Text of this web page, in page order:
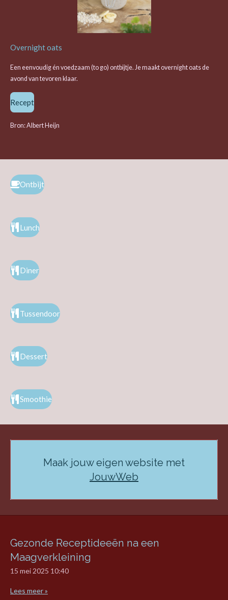
Overnight oats
Een eenvoudig én voedzaam (to go) ontbijtje. Je maakt overnight oats de
avond van tevoren klaar.
Recept
Bron: Albert Heijn
Ontbijt
Lunch
Diner
Tussendoor
Dessert
Smoothie
Maak jouw eigen website met
JouwWeb
Gezonde Receptideeën na een
Maagverkleining
15 mei 2025 10:40
Lees meer »